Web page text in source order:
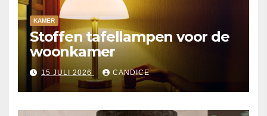
KAMER
Stoffen tafellampen voor de
woonkamer
15 JULI 2026 CANDICE